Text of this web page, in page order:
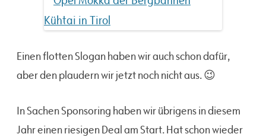
Einen flotten Slogan haben wir auch schon dafür,
aber den plaudern wir jetzt noch nicht aus. 😉
In Sachen Sponsoring haben wir übrigens in diesem
Jahr einen riesigen Deal am Start. Hat schon wieder